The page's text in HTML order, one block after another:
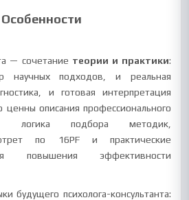
Особенности
— сочетание теории и практики:
научных подходов, и реальная
и готовая интерпретация
ценны описания профессионального
логика подбора методик,
по 16PF и практические
повышения эффективности
будущего психолога-консультанта: